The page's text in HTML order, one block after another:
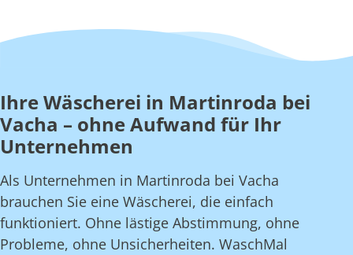
Ihre Wäscherei in Martinroda bei
Vacha – ohne Aufwand für Ihr
Unternehmen
Als Unternehmen in Martinroda bei Vacha
brauchen Sie eine Wäscherei, die einfach
funktioniert. Ohne lästige Abstimmung, ohne
Probleme, ohne Unsicherheiten. WaschMal